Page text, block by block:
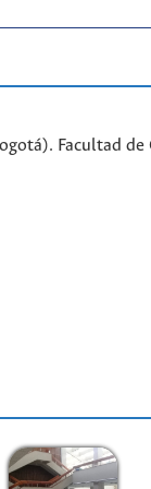
Facultad de